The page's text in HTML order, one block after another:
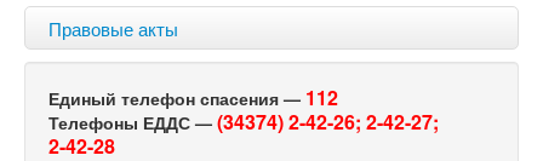
Правовые акты
Единый телефон спасения — 112
Телефоны ЕДДС — (34374) 2-42-26; 2-42-27;
2-42-28